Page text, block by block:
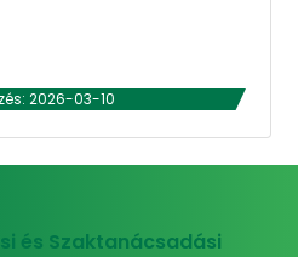
2026-03-10
és Szaktanácsadási